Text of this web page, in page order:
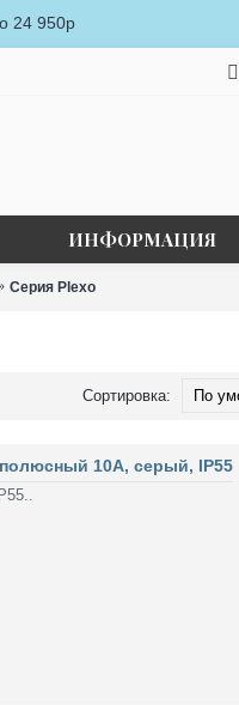
24 950р
ИНФОРМАЦИЯ
Серия Plexo
Сортировка:
10A, серый, IP55